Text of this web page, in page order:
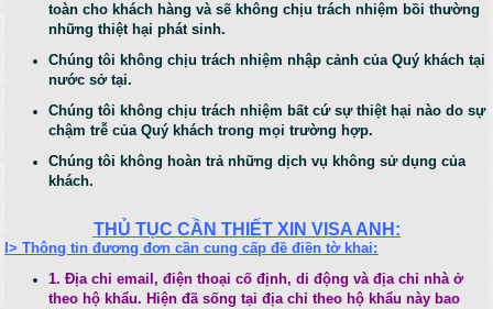
toàn cho khách hàng và sẽ không chịu trách nhiệm bồi thường
những thiệt hại phát sinh.
Chúng tôi không chịu trách nhiệm nhập cảnh của Quý khách tại
nước sở tại.
Chúng tôi không chịu trách nhiệm bất cứ sự thiệt hại nào do sự
chậm trễ của Quý khách trong mọi trường hợp.
Chúng tôi không hoàn trả những dịch vụ không sử dụng của
khách.
THỦ TỤC CẦN THIẾT XIN VISA ANH:
I> Thông tin đương đơn cần cung cấp đề điền tờ khai:
1. Địa chỉ email, điện thoại cố định, di động và địa chỉ nhà ở
theo hộ khẩu. Hiện đã sống tại địa chỉ theo hộ khẩu này bao